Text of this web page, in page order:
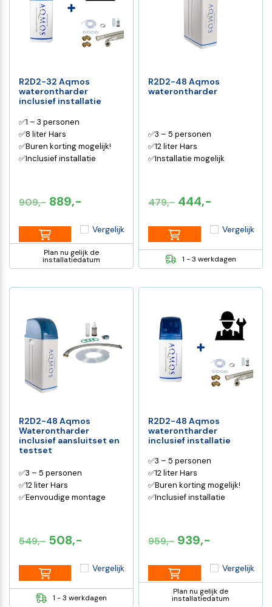
R2D2-32 Aqmos
waterontharder
inclusief installatie
909,- Oorspronkelijke
was:
€909,-.
889,-
is:
€889,-.
✅1 – 3 personen
✅8 liter Hars
✅Buren korting mogelijk!
✅Inclusief installatie
Plan nu gelijk de
installatiedatum
Vergelijk
R2D2-48 Aqmos
waterontharder
479,- Oorspronkelijke
was:
€479,-.
444,-
is:
€444,-.
✅3 – 5 personen
✅12 liter Hars
✅Installatie mogelijk
1 - 3 werkdagen
Vergelijk
R2D2-48 Aqmos
Waterontharder
inclusief aansluitset en
testset
549,- Oorspronkelijke
was:
€549,-.
508,-
is:
€508,-.
✅3 – 5 personen
✅12 liter Hars
✅Eenvoudige montage
1 - 3 werkdagen
Vergelijk
R2D2-48 Aqmos
waterontharder
inclusief installatie
959,- Oorspronkelijke
was:
€959,-.
939,-
is:
€939,-.
✅3 – 5 personen
✅12 liter Hars
✅Buren korting mogelijk!
✅Inclusief installatie
Plan nu gelijk de
installatiedatum
Vergelijk